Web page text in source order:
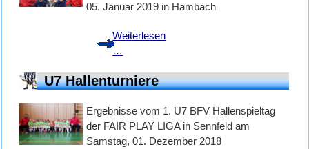
Kleinen
05. Januar 2019 in Hambach
Weiterlesen
…
Hallenturnier
Hambach
U7 Hallenturniere
Ergebnisse vom 1. U7 BFV Hallenspieltag
der FAIR PLAY LIGA in Sennfeld am
Samstag, 01. Dezember 2018